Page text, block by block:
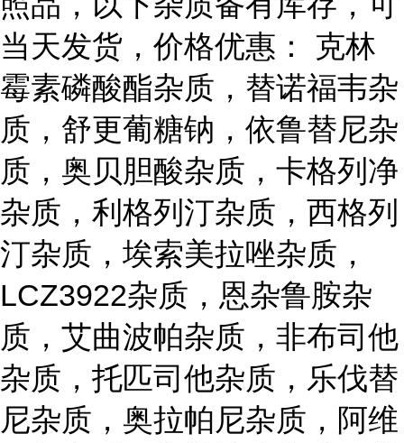
当天发货，价格优惠： 克林
霉素磷酸酯杂质，替诺福韦杂
质，舒更葡糖钠，依鲁替尼杂
质，奥贝胆酸杂质，卡格列净
杂质，利格列汀杂质，西格列
汀杂质，埃索美拉唑杂质，
LCZ3922杂质，恩杂鲁胺杂
质，艾曲波帕杂质，非布司他
杂质，托匹司他杂质，乐伐替
尼杂质，奥拉帕尼杂质，阿维